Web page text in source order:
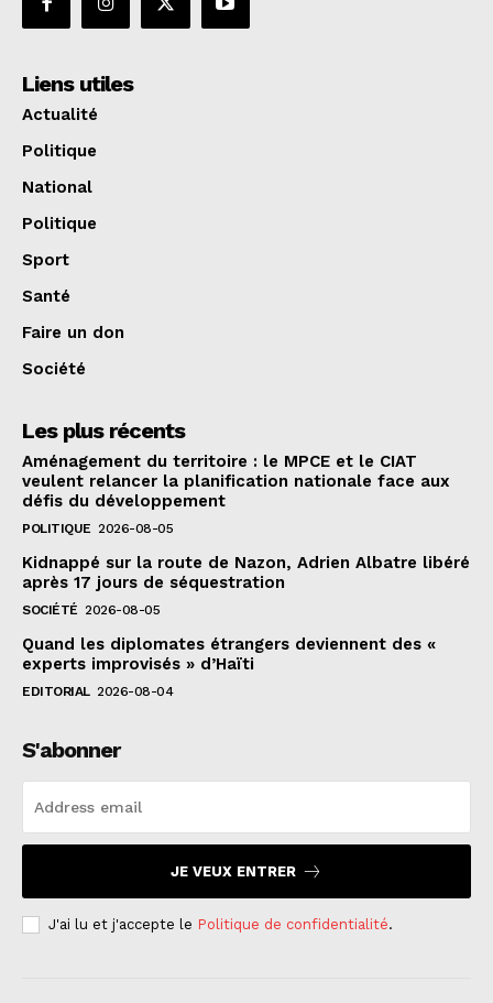
Liens utiles
Actualité
Politique
National
Politique
Sport
Santé
Faire un don
Société
Les plus récents
Aménagement du territoire : le MPCE et le CIAT
veulent relancer la planification nationale face aux
défis du développement
POLITIQUE 2026-08-05
Kidnappé sur la route de Nazon, Adrien Albatre libéré
après 17 jours de séquestration
SOCIÉTÉ 2026-08-05
Quand les diplomates étrangers deviennent des «
experts improvisés » d’Haïti
EDITORIAL 2026-08-04
S'abonner
JE VEUX ENTRER
J'ai lu et j'accepte le Politique de confidentialité.